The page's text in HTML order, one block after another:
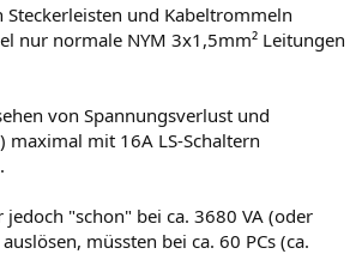
Steckerleisten und Kabeltrommeln
nur normale NYM 3x1,5mm² Leitungen
von Spannungsverlust und
maximal mit 16A LS-Schaltern
jedoch "schon" bei ca. 3680 VA (oder
müssten bei ca. 60 PCs (ca.